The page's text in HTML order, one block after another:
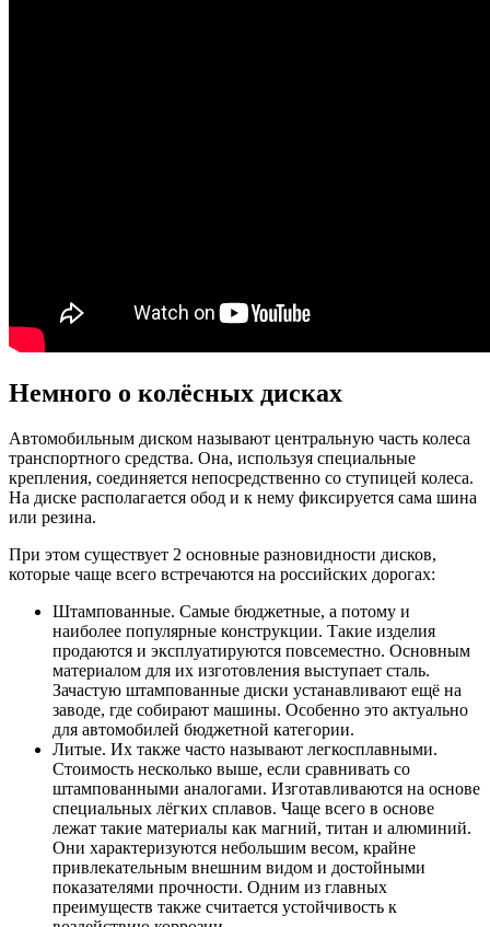
Немного о колёсных дисках
Автомобильным диском называют центральную часть колеса
транспортного средства. Она, используя специальные
крепления, соединяется непосредственно со ступицей колеса.
На диске располагается обод и к нему фиксируется сама шина
или резина.
При этом существует 2 основные разновидности дисков,
которые чаще всего встречаются на российских дорогах:
Штампованные. Самые бюджетные, а потому и
наиболее популярные конструкции. Такие изделия
продаются и эксплуатируются повсеместно. Основным
материалом для их изготовления выступает сталь.
Зачастую штампованные диски устанавливают ещё на
заводе, где собирают машины. Особенно это актуально
для автомобилей бюджетной категории.
Литые. Их также часто называют легкосплавными.
Стоимость несколько выше, если сравнивать со
штампованными аналогами. Изготавливаются на основе
специальных лёгких сплавов. Чаще всего в основе
лежат такие материалы как магний, титан и алюминий.
Они характеризуются небольшим весом, крайне
привлекательным внешним видом и достойными
показателями прочности. Одним из главных
преимуществ также считается устойчивость к